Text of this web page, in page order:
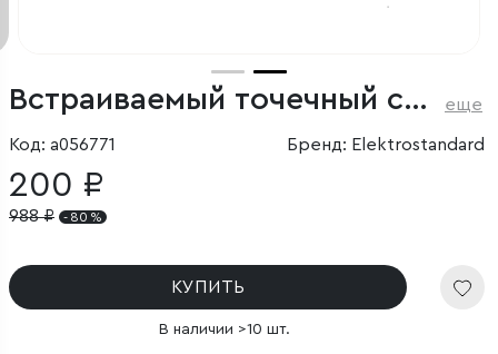
Встраиваемый точечный светодиодный светильник еще
Код: a056771 Бренд: Elektrostandard
200 ₽
988₽ - 80 %
КУПИТЬ
В наличии >10 шт.